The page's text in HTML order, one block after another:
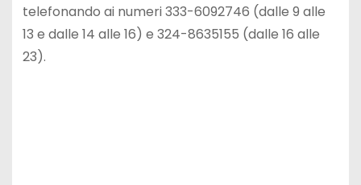
telefonando ai numeri 333-6092746 (dalle 9 alle
13 e dalle 14 alle 16) e 324-8635155 (dalle 16 alle
23).